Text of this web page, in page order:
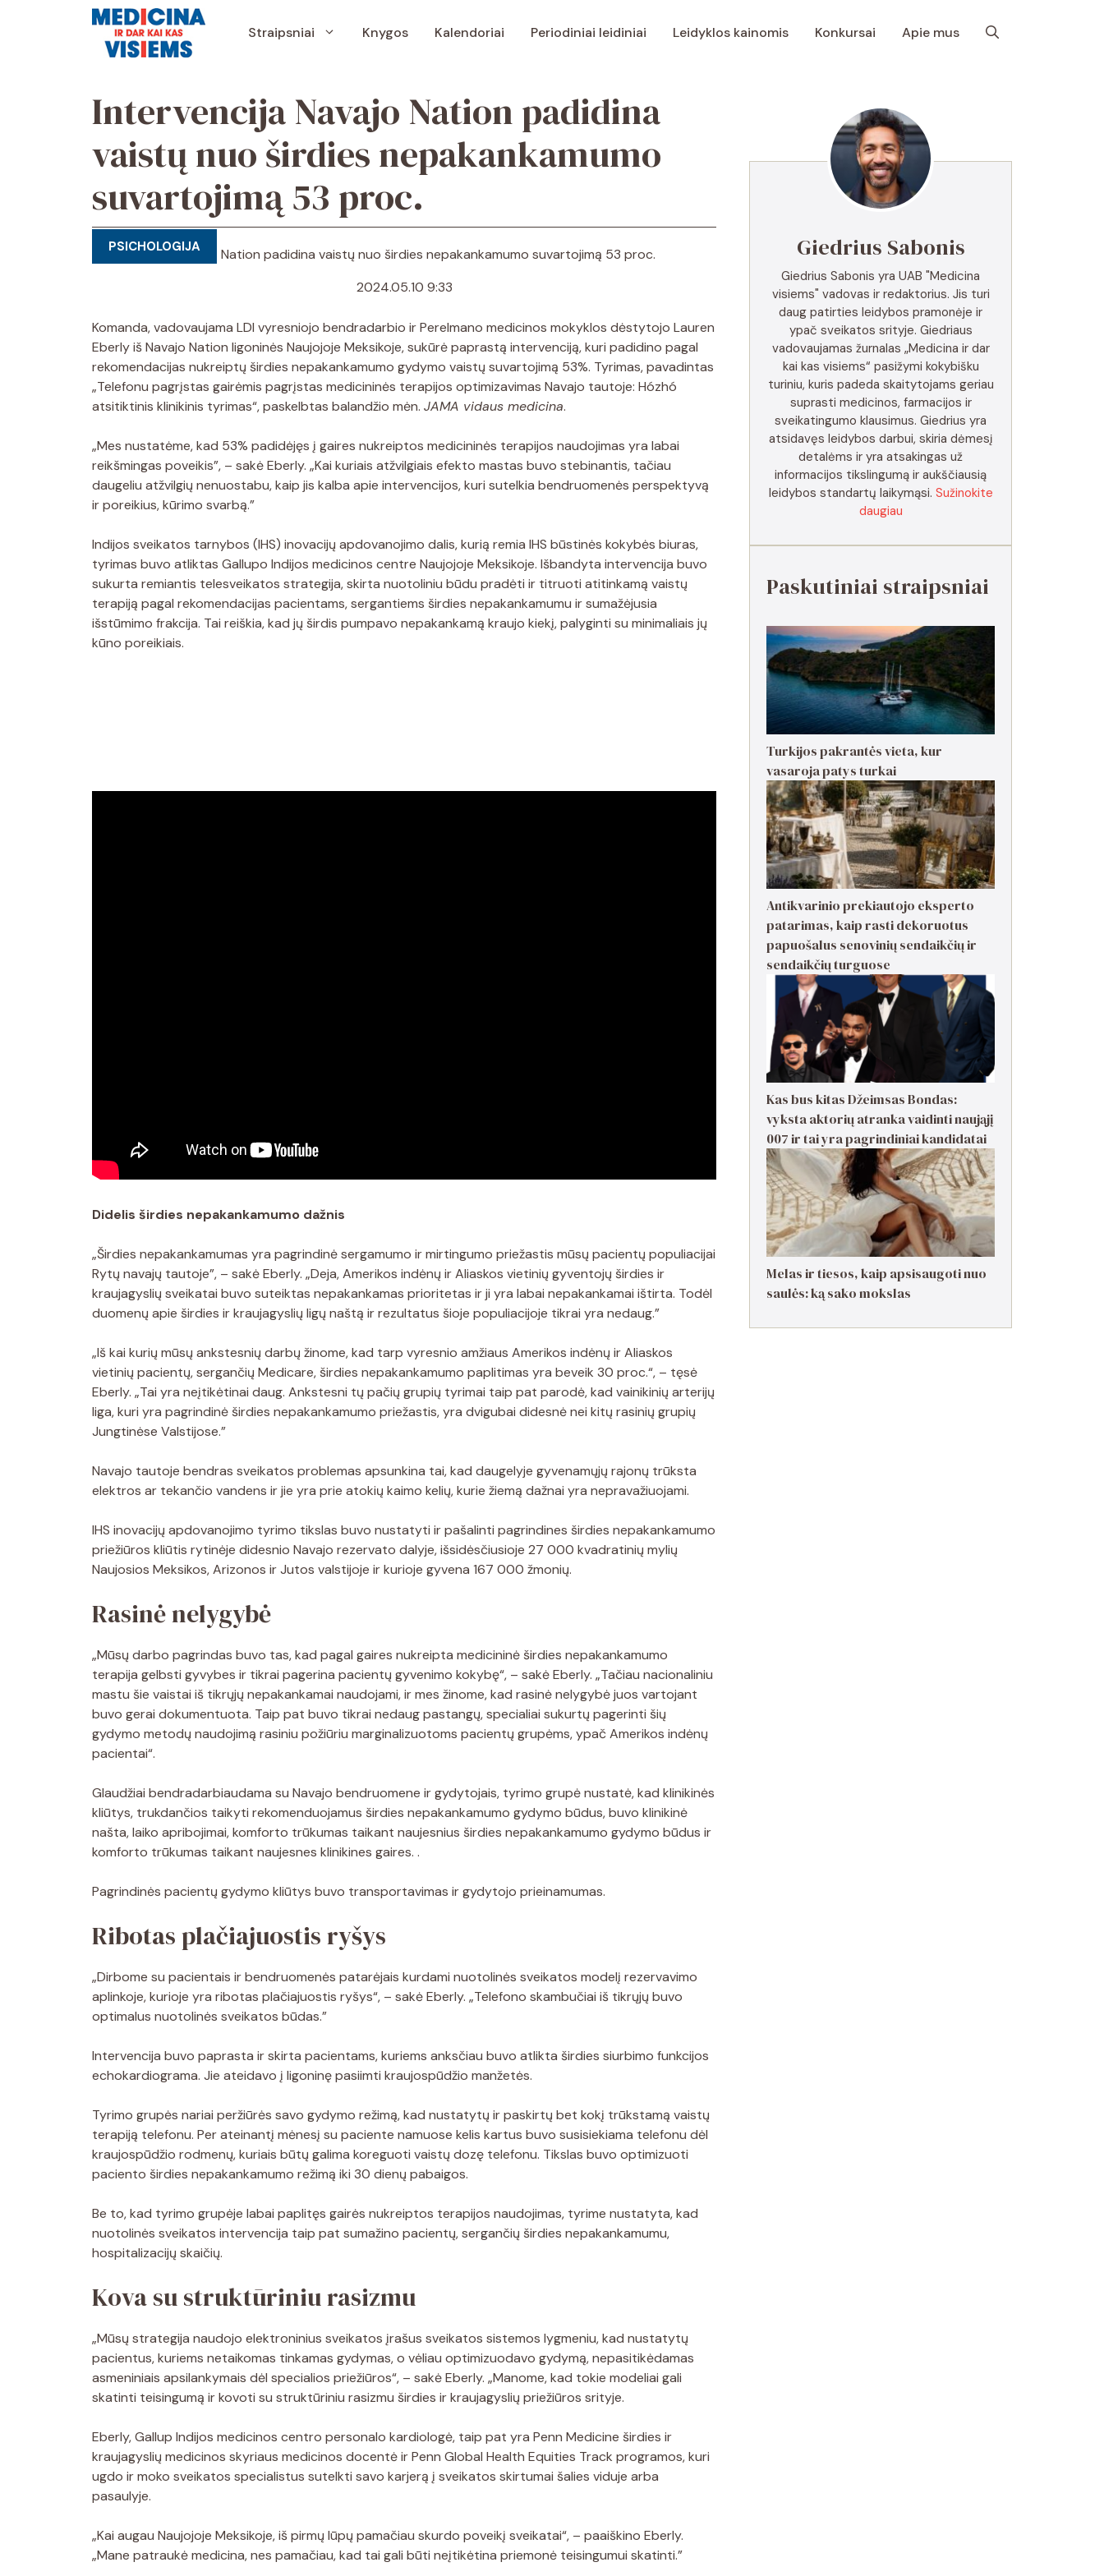
Straipsniai Knygos Kalendoriai Periodiniai leidiniai Leidyklos kainomis Konkursai Apie mus
Intervencija Navajo Nation padidina
vaistų nuo širdies nepakankamumo
suvartojimą 53 proc.
PSICHOLOGIJA
2024.05.10 9:33
Komanda, vadovaujama LDI vyresniojo bendradarbio ir Perelmano medicinos mokyklos dėstytojo Lauren
Eberly iš Navajo Nation ligoninės Naujojoje Meksikoje, sukūrė paprastą intervenciją, kuri padidino pagal
rekomendacijas nukreiptų širdies nepakankamumo gydymo vaistų suvartojimą 53%. Tyrimas, pavadintas
„Telefonu pagrįstas gairėmis pagrįstas medicininės terapijos optimizavimas Navajo tautoje: Hózhó
atsitiktinis klinikinis tyrimas“, paskelbtas balandžio mėn. JAMA vidaus medicina.
„Mes nustatėme, kad 53% padidėjęs į gaires nukreiptos medicininės terapijos naudojimas yra labai
reikšmingas poveikis”, – sakė Eberly. „Kai kuriais atžvilgiais efekto mastas buvo stebinantis, tačiau
daugeliu atžvilgių nenuostabu, kaip jis kalba apie intervencijos, kuri sutelkia bendruomenės perspektyvą
ir poreikius, kūrimo svarbą.”
Indijos sveikatos tarnybos (IHS) inovacijų apdovanojimo dalis, kurią remia IHS būstinės kokybės biuras,
tyrimas buvo atliktas Gallupo Indijos medicinos centre Naujojoje Meksikoje. Išbandyta intervencija buvo
sukurta remiantis telesveikatos strategija, skirta nuotoliniu būdu pradėti ir titruoti atitinkamą vaistų
terapiją pagal rekomendacijas pacientams, sergantiems širdies nepakankamumu ir sumažėjusia
išstūmimo frakcija. Tai reiškia, kad jų širdis pumpavo nepakankamą kraujo kiekį, palyginti su minimaliais jų
kūno poreikiais.
Didelis širdies nepakankamumo dažnis
„Širdies nepakankamumas yra pagrindinė sergamumo ir mirtingumo priežastis mūsų pacientų populiacijai
Rytų navajų tautoje”, – sakė Eberly. „Deja, Amerikos indėnų ir Aliaskos vietinių gyventojų širdies ir
kraujagyslių sveikatai buvo suteiktas nepakankamas prioritetas ir ji yra labai nepakankamai ištirta. Todėl
duomenų apie širdies ir kraujagyslių ligų naštą ir rezultatus šioje populiacijoje tikrai yra nedaug.”
„Iš kai kurių mūsų ankstesnių darbų žinome, kad tarp vyresnio amžiaus Amerikos indėnų ir Aliaskos
vietinių pacientų, sergančių Medicare, širdies nepakankamumo paplitimas yra beveik 30 proc.“, – tęsė
Eberly. „Tai yra neįtikėtinai daug. Ankstesni tų pačių grupių tyrimai taip pat parodė, kad vainikinių arterijų
liga, kuri yra pagrindinė širdies nepakankamumo priežastis, yra dvigubai didesnė nei kitų rasinių grupių
Jungtinėse Valstijose.”
Navajo tautoje bendras sveikatos problemas apsunkina tai, kad daugelyje gyvenamųjų rajonų trūksta
elektros ar tekančio vandens ir jie yra prie atokių kaimo kelių, kurie žiemą dažnai yra nepravažiuojami.
IHS inovacijų apdovanojimo tyrimo tikslas buvo nustatyti ir pašalinti pagrindines širdies nepakankamumo
priežiūros kliūtis rytinėje didesnio Navajo rezervato dalyje, išsidėsčiusioje 27 000 kvadratinių mylių
Naujosios Meksikos, Arizonos ir Jutos valstijoje ir kurioje gyvena 167 000 žmonių.
Rasinė nelygybė
„Mūsų darbo pagrindas buvo tas, kad pagal gaires nukreipta medicininė širdies nepakankamumo
terapija gelbsti gyvybes ir tikrai pagerina pacientų gyvenimo kokybę“, – sakė Eberly. „Tačiau nacionaliniu
mastu šie vaistai iš tikrųjų nepakankamai naudojami, ir mes žinome, kad rasinė nelygybė juos vartojant
buvo gerai dokumentuota. Taip pat buvo tikrai nedaug pastangų, specialiai sukurtų pagerinti šių
gydymo metodų naudojimą rasiniu požiūriu marginalizuotoms pacientų grupėms, ypač Amerikos indėnų
pacientai“.
Glaudžiai bendradarbiaudama su Navajo bendruomene ir gydytojais, tyrimo grupė nustatė, kad klinikinės
kliūtys, trukdančios taikyti rekomenduojamus širdies nepakankamumo gydymo būdus, buvo klinikinė
našta, laiko apribojimai, komforto trūkumas taikant naujesnius širdies nepakankamumo gydymo būdus ir
komforto trūkumas taikant naujesnes klinikines gaires. .
Pagrindinės pacientų gydymo kliūtys buvo transportavimas ir gydytojo prieinamumas.
Ribotas plačiajuostis ryšys
„Dirbome su pacientais ir bendruomenės patarėjais kurdami nuotolinės sveikatos modelį rezervavimo
aplinkoje, kurioje yra ribotas plačiajuostis ryšys“, – sakė Eberly. „Telefono skambučiai iš tikrųjų buvo
optimalus nuotolinės sveikatos būdas.”
Intervencija buvo paprasta ir skirta pacientams, kuriems anksčiau buvo atlikta širdies siurbimo funkcijos
echokardiograma. Jie ateidavo į ligoninę pasiimti kraujospūdžio manžetės.
Tyrimo grupės nariai peržiūrės savo gydymo režimą, kad nustatytų ir paskirtų bet kokį trūkstamą vaistų
terapiją telefonu. Per ateinantį mėnesį su paciente namuose kelis kartus buvo susisiekiama telefonu dėl
kraujospūdžio rodmenų, kuriais būtų galima koreguoti vaistų dozę telefonu. Tikslas buvo optimizuoti
paciento širdies nepakankamumo režimą iki 30 dienų pabaigos.
Be to, kad tyrimo grupėje labai paplitęs gairės nukreiptos terapijos naudojimas, tyrime nustatyta, kad
nuotolinės sveikatos intervencija taip pat sumažino pacientų, sergančių širdies nepakankamumu,
hospitalizacijų skaičių.
Kova su struktūriniu rasizmu
„Mūsų strategija naudojo elektroninius sveikatos įrašus sveikatos sistemos lygmeniu, kad nustatytų
pacientus, kuriems netaikomas tinkamas gydymas, o vėliau optimizuodavo gydymą, nepasitikėdamas
asmeniniais apsilankymais dėl specialios priežiūros“, – sakė Eberly. „Manome, kad tokie modeliai gali
skatinti teisingumą ir kovoti su struktūriniu rasizmu širdies ir kraujagyslių priežiūros srityje.
Eberly, Gallup Indijos medicinos centro personalo kardiologė, taip pat yra Penn Medicine širdies ir
kraujagyslių medicinos skyriaus medicinos docentė ir Penn Global Health Equities Track programos, kuri
ugdo ir moko sveikatos specialistus sutelkti savo karjerą į sveikatos skirtumai šalies viduje arba
pasaulyje.
„Kai augau Naujojoje Meksikoje, iš pirmų lūpų pamačiau skurdo poveikį sveikatai“, – paaiškino Eberly.
„Mane patraukė medicina, nes pamačiau, kad tai gali būti neįtikėtina priemonė teisingumui skatinti.”
Giedrius Sabonis
Giedrius Sabonis yra UAB "Medicina
visiems" vadovas ir redaktorius. Jis turi
daug patirties leidybos pramonėje ir
ypač sveikatos srityje. Giedriaus
vadovaujamas žurnalas „Medicina ir dar
kai kas visiems“ pasižymi kokybišku
turiniu, kuris padeda skaitytojams geriau
suprasti medicinos, farmacijos ir
sveikatingumo klausimus. Giedrius yra
atsidavęs leidybos darbui, skiria dėmesį
detalėms ir yra atsakingas už
informacijos tikslingumą ir aukščiausią
leidybos standartų laikymąsi. Sužinokite
daugiau
Paskutiniai straipsniai
Turkijos pakrantės vieta, kur
vasaroja patys turkai
Antikvarinio prekiautojo eksperto
patarimas, kaip rasti dekoruotus
papuošalus senovinių sendaikčių ir
sendaikčių turguose
Kas bus kitas Džeimsas Bondas:
vyksta aktorių atranka vaidinti naująjį
007 ir tai yra pagrindiniai kandidatai
Melas ir tiesos, kaip apsisaugoti nuo
saulės: ką sako mokslas